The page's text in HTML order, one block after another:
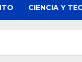
CIENCIA Y